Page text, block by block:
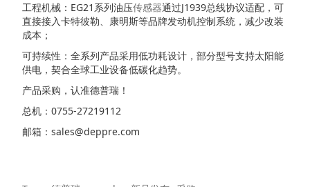
工程机械：EG21系列油压传感器通过J1939总线协议适配，可
直接接入卡特彼勒、康明斯等品牌发动机控制系统，减少改装
成本；
可持续性：全系列产品采用低功耗设计，部分型号支持太阳能
供电，契合全球工业设备低碳化趋势。
产品采购，认准德普瑞！
总机：0755-27219112
邮箱：sales@deppre.com